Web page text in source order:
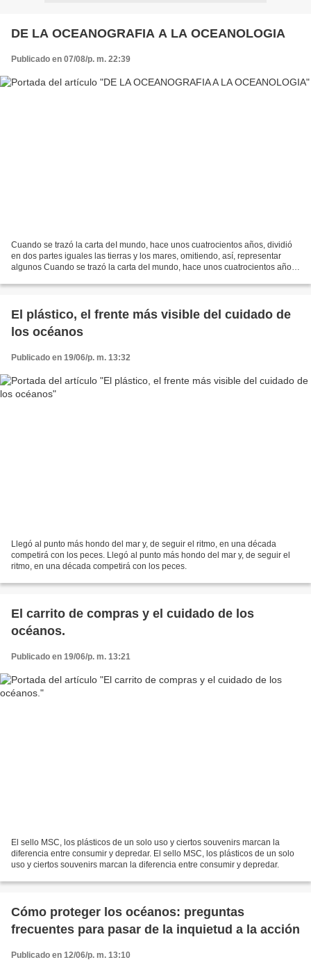
DE LA OCEANOGRAFIA A LA OCEANOLOGIA
Publicado en 07/08/p. m. 22:39
Cuando se trazó la carta deI mundo, hace unos cuatrocientos años, dividió
en dos partes iguales las tierras y los mares, omitiendo, así, representar
algunos Cuando se trazó la carta deI mundo, hace unos cuatrocientos años,
El plástico, el frente más visible del cuidado de
los océanos
Publicado en 19/06/p. m. 13:32
Llegó al punto más hondo del mar y, de seguir el ritmo, en una década
competirá con los peces. Llegó al punto más hondo del mar y, de seguir el
ritmo, en una década competirá con los peces.
El carrito de compras y el cuidado de los
océanos.
Publicado en 19/06/p. m. 13:21
El sello MSC, los plásticos de un solo uso y ciertos souvenirs marcan la
diferencia entre consumir y depredar. El sello MSC, los plásticos de un solo
uso y ciertos souvenirs marcan la diferencia entre consumir y depredar.
Cómo proteger los océanos: preguntas
frecuentes para pasar de la inquietud a la acción
Publicado en 12/06/p. m. 13:10